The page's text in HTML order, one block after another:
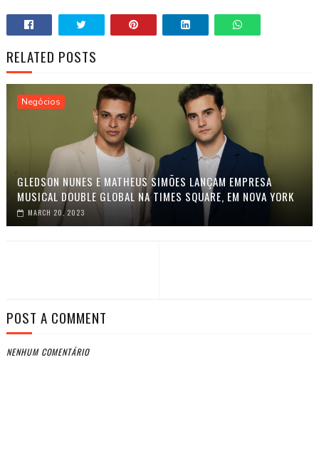
RELATED POSTS
Negócios
GLEDSON NUNES E MATHEUS SIMÕES LANÇAM EMPRESA
MUSICAL DOUBLE GLOBAL NA TIMES SQUARE, EM NOVA YORK
MARCH 20, 2023
POST A COMMENT
NENHUM COMENTÁRIO